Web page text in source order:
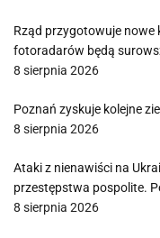
Rząd przygotowuje
fotoradarów będą
8 sierpnia 2026
Poznań zyskuje kolejne
8 sierpnia 2026
Ataki z nienawiści na
przestępstwa pospolite.
8 sierpnia 2026